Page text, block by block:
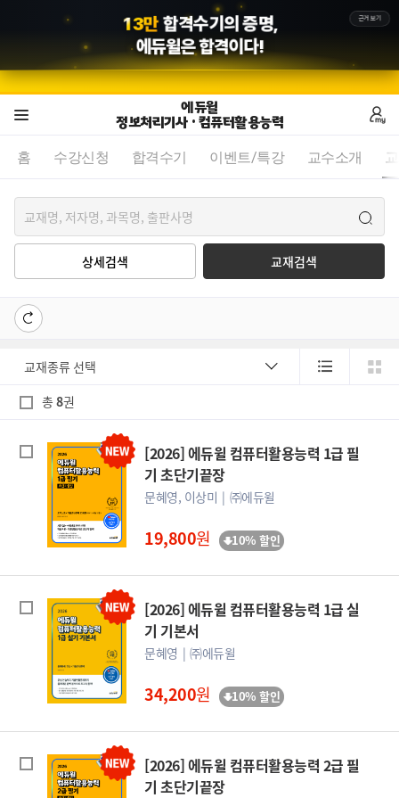
에듀윌은 합격이다!
근거보기
에듀윌
정보처리기사 · 컴퓨터활용능력
홈 수강신청 합격수기 이벤트/특강 교수소개
상세검색 교재검색
총8권
[2026] 에듀윌 컴퓨터활용능력 1급 필
기 초단기끝장
문혜영, 이상미 ㈜에듀윌
19,800원 10% 할인
[2026] 에듀윌 컴퓨터활용능력 1급 실
기 기본서
문혜영 ㈜에듀윌
34,200원 10% 할인
[2026] 에듀윌 컴퓨터활용능력 2급 필
기 초단기끝장